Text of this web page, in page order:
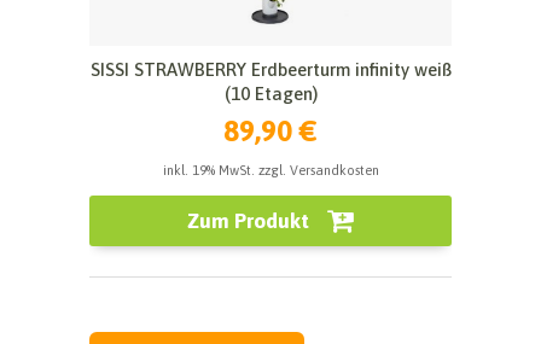
SISSI STRAWBERRY Erdbeerturm infinity weiß
(10 Etagen)
89,90 €
inkl. 19% MwSt. zzgl. Versandkosten
Zum Produkt